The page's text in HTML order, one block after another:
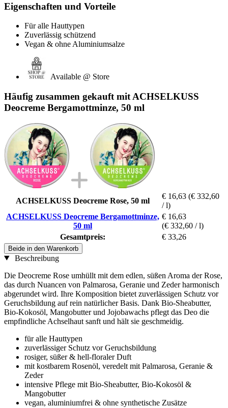
Eigenschaften und Vorteile
Für alle Hauttypen
Zuverlässig schützend
Vegan & ohne Aluminiumsalze
Available @ Store
Häufig zusammen gekauft mit ACHSELKUSS
Deocreme Bergamottminze, 50 ml
ACHSELKUSS Deocreme Rose, 50 ml
€ 16,63 (€ 332,60
/ l)
ACHSELKUSS Deocreme Bergamottminze,
50 ml
€ 16,63
(€ 332,60 / l)
Gesamtpreis:
€ 33,26
Beide in den Warenkorb
Beschreibung
Die Deocreme Rose umhüllt mit dem edlen, süßen Aroma der Rose,
das durch Nuancen von Palmarosa, Geranie und Zeder harmonisch
abgerundet wird. Ihre Komposition bietet zuverlässigen Schutz vor
Geruchsbildung auf rein natürlicher Basis. Dank Bio-Sheabutter,
Bio-Kokosöl, Mangobutter und Jojobawachs pflegt das Deo die
empfindliche Achselhaut sanft und hält sie geschmeidig.
für alle Hauttypen
zuverlässiger Schutz vor Geruchsbildung
rosiger, süßer & hell-floraler Duft
mit kostbarem Rosenöl, veredelt mit Palmarosa, Geranie &
Zeder
intensive Pflege mit Bio-Sheabutter, Bio-Kokosöl &
Mangobutter
vegan, aluminiumfrei & ohne synthetische Zusätze